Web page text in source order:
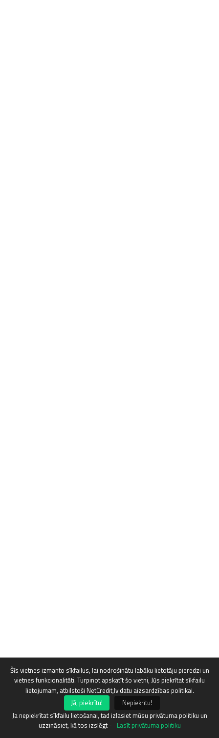
Šīs vietnes izmanto sīkfailus, lai nodrošinātu labāku lietotāju pieredzi un
vietnes funkcionalitāti. Turpinot apskatīt šo vietni, Jūs piekrītat sīkfailu
lietojumam, atbilstoši NetCredit,lv datu aizsardzības politikai.
Jā, piekrītu!
Nepiekrītu!
Ja nepiekrītat sīkfailu lietošanai, tad izlasiet mūsu privātuma politiku un
uzzināsiet, kā tos izslēgt - Lasīt privātuma politiku